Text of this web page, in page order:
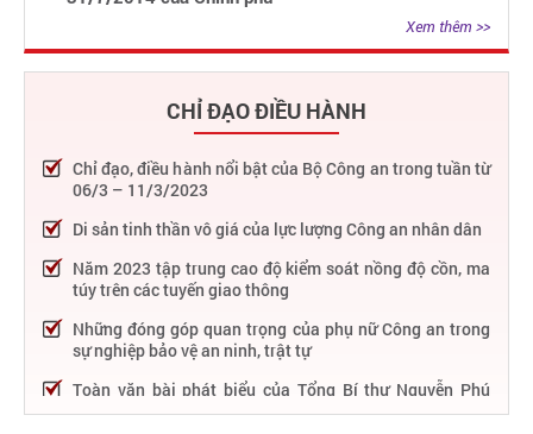
Xem thêm >>
CHỈ ĐẠO ĐIỀU HÀNH
Chỉ đạo, điều hành nổi bật của Bộ Công an trong tuần từ
06/3 – 11/3/2023
Di sản tinh thần vô giá của lực lượng Công an nhân dân
Năm 2023 tập trung cao độ kiểm soát nồng độ cồn, ma
túy trên các tuyến giao thông
Những đóng góp quan trọng của phụ nữ Công an trong
sự nghiệp bảo vệ an ninh, trật tự
Toàn văn bài phát biểu của Tổng Bí thư Nguyễn Phú
Trọng tại Lễ kỷ niệm 75 năm Công an nhân dân học tập,